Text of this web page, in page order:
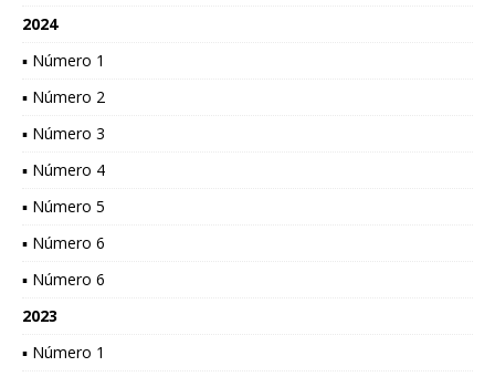
2024
▪ Número 1
▪ Número 2
▪ Número 3
▪ Número 4
▪ Número 5
▪ Número 6
▪ Número 6
2023
▪ Número 1